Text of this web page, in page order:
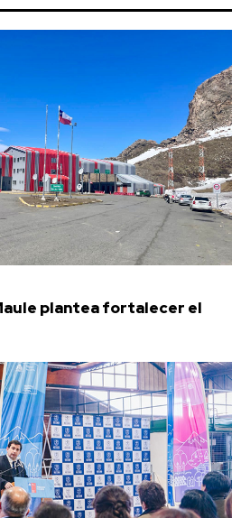
plantea fortalecer el